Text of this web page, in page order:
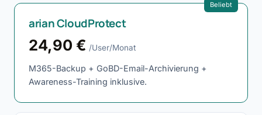
Beliebt
arian CloudProtect
24,90 € /User/Monat
M365-Backup + GoBD-Email-Archivierung +
Awareness-Training inklusive.